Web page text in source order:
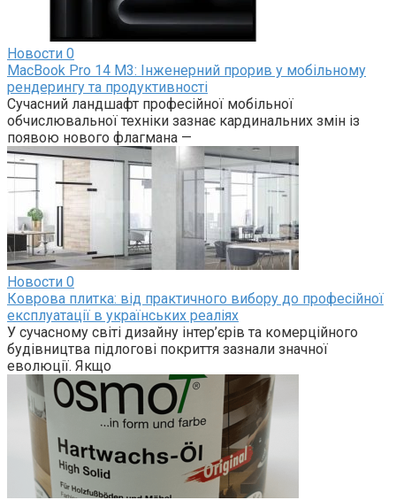
Новости 0
MacBook Pro 14 M3: Інженерний прорив у мобільному
рендерингу та продуктивності
Сучасний ландшафт професійної мобільної
обчислювальної техніки зазнає кардинальних змін із
появою нового флагмана —
Новости 0
Коврова плитка: від практичного вибору до професійної
експлуатації в українських реаліях
У сучасному світі дизайну інтер’єрів та комерційного
будівництва підлогові покриття зазнали значної
еволюції. Якщо